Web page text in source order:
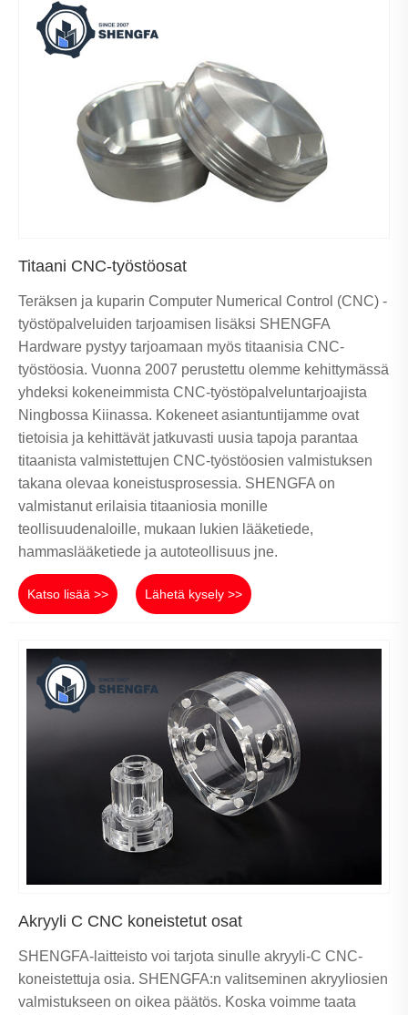
Titaani CNC-työstöosat
Teräksen ja kuparin Computer Numerical Control (CNC) -
työstöpalveluiden tarjoamisen lisäksi SHENGFA
Hardware pystyy tarjoamaan myös titaanisia CNC-
työstöosia. Vuonna 2007 perustettu olemme kehittymässä
yhdeksi kokeneimmista CNC-työstöpalveluntarjoajista
Ningbossa Kiinassa. Kokeneet asiantuntijamme ovat
tietoisia ja kehittävät jatkuvasti uusia tapoja parantaa
titaanista valmistettujen CNC-työstöosien valmistuksen
takana olevaa koneistusprosessia. SHENGFA on
valmistanut erilaisia ​​titaaniosia monille
teollisuudenaloille, mukaan lukien lääketiede,
hammaslääketiede ja autoteollisuus jne.
Katso lisää >> Lähetä kysely >>
Akryyli C CNC koneistetut osat
SHENGFA-laitteisto voi tarjota sinulle akryyli-C CNC-
koneistettuja osia. SHENGFA:n valitseminen akryyliosien
valmistukseen on oikea päätös. Koska voimme taata